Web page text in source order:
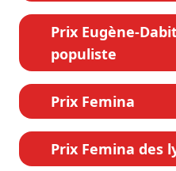
Prix Eugène-
populiste
Prix Femina
Prix Femina des